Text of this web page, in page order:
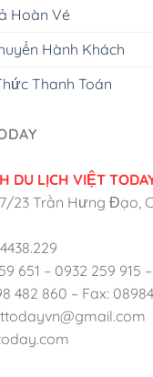
Hoàn Vé
Hành Khách
Thanh Toán
DU LỊCH VIỆT
23 Trần Hưng Đạo,
651 – 0932 259 915
482 860 – Fax: